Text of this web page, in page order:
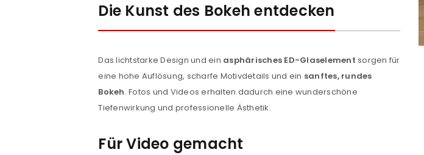
Passwort*
Anmeldeformular geschützt durchWP Captcha
ANMELDEN
PASSWORT VERGESSEN?
Die Kunst des Bokeh entdecken
Das lichtstarke Design und ein asphärisches ED-Glaselement sorgen für
eine hohe Auflösung, scharfe Motivdetails und ein sanftes, rundes
Bokeh. Fotos und Videos erhalten dadurch eine wunderschöne
Tiefenwirkung und professionelle Ästhetik.
Für Video gemacht